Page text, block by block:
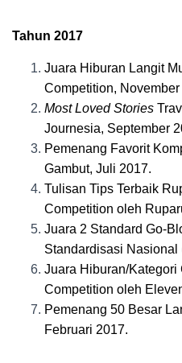
Tahun 2017
Juara Hiburan Langit
Competition, November
Most Loved Stories
Journesia, September
Pemenang Favorit
Gambut, Juli 2017.
Tulisan Tips Terbaik
Competition oleh
Juara 2 Standard Go-
Standardisasi Nasional
Juara Hiburan/
Competition oleh
Pemenang 50 Besar
Februari 2017.